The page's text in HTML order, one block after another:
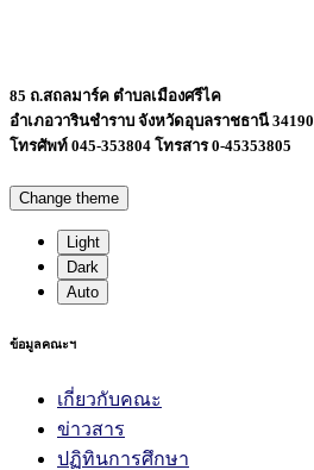
85 ถ.สถลมาร์ค ตำบลเมืองศรีไค
อำเภอวารินชำราบ จังหวัดอุบลราชธานี 34190
โทรศัพท์ 045-353804 โทรสาร 0-45353805
Change theme
Light
Dark
Auto
ข้อมูลคณะฯ
เกี่ยวกับคณะ
ข่าวสาร
ปฏิทินการศึกษา